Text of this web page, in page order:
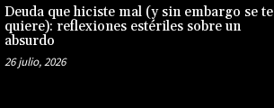
Deuda que hiciste mal (y sin embargo se te
quiere): reflexiones estériles sobre un
absurdo
26 julio, 2026